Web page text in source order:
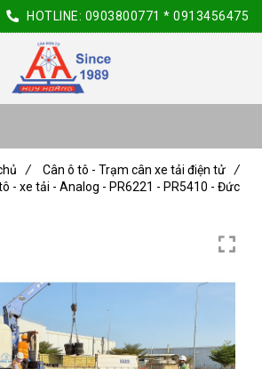
/ Cân ô tô - Trạm cân xe tải điện tử
/
- xe tải - Analog - PR6221 - PR5410 - Đức
HOTLINE: 0903800771 * 0913456475